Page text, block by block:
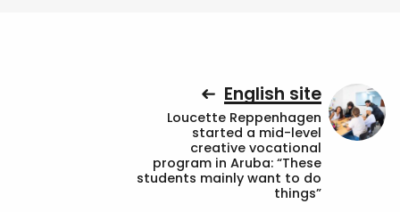
English site
Loucette Reppenhagen
started a mid-level
creative vocational
program in Aruba: “These
students mainly want to do
things”